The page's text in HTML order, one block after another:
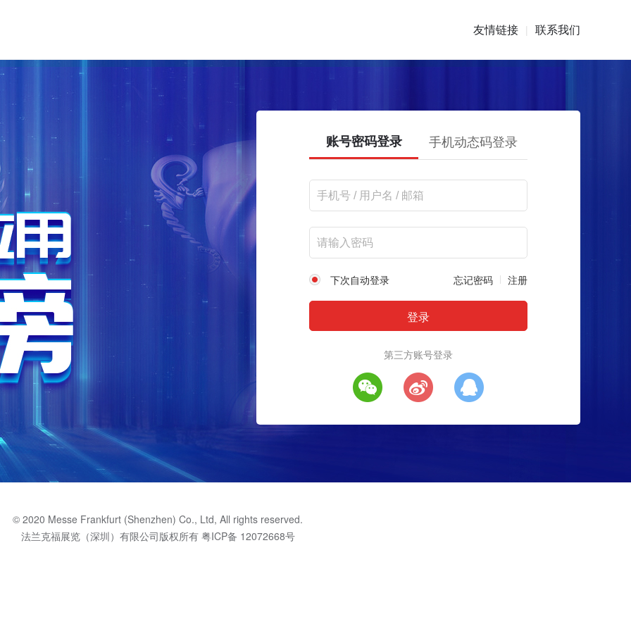
友情链接 | 联系我们
账号密码登录 手机动态码登录
下次自动登录 忘记密码 注册
第三方账号登录
© 2020 Messe Frankfurt (Shenzhen) Co., Ltd, All rights reserved.
法兰克福展览（深圳）有限公司版权所有 粤ICP备 12072668号